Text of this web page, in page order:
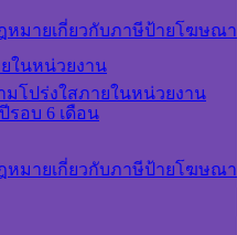
หมายเกี่ยวกับภาษีป้ายโฆษณา
รอบ 6 เดือน
ในหน่วยงาน
โปร่งใสภายในหน่วยงาน
หมายเกี่ยวกับภาษีป้ายโฆษณา